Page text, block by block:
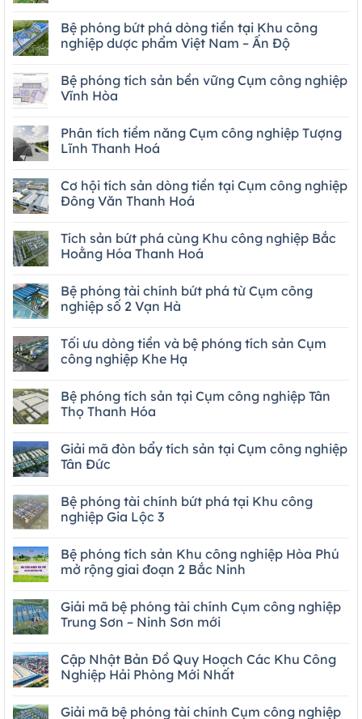
Bệ phóng bứt phá dòng tiền tại Khu công
nghiệp dược phẩm Việt Nam – Ấn Độ
Bệ phóng tích sản bền vững Cụm công nghiệp
Vĩnh Hòa
Phân tích tiềm năng Cụm công nghiệp Tượng
Lĩnh Thanh Hoá
Cơ hội tích sản dòng tiền tại Cụm công nghiệp
Đông Văn Thanh Hoá
Tích sản bứt phá cùng Khu công nghiệp Bắc
Hoằng Hóa Thanh Hoá
Bệ phóng tài chính bứt phá từ Cụm công
nghiệp số 2 Vạn Hà
Tối ưu dòng tiền và bệ phóng tích sản Cụm
công nghiệp Khe Hạ
Bệ phóng tích sản tại Cụm công nghiệp Tân
Thọ Thanh Hóa
Giải mã đòn bẩy tích sản tại Cụm công nghiệp
Tân Đức
Bệ phóng tài chính bứt phá tại Khu công
nghiệp Gia Lộc 3
Bệ phóng tích sản Khu công nghiệp Hòa Phú
mở rộng giai đoạn 2 Bắc Ninh
Giải mã bệ phóng tài chính Cụm công nghiệp
Trung Sơn – Ninh Sơn mới
Cập Nhật Bản Đồ Quy Hoạch Các Khu Công
Nghiệp Hải Phòng Mới Nhất
Giải mã bệ phóng tài chính Cụm công nghiệp